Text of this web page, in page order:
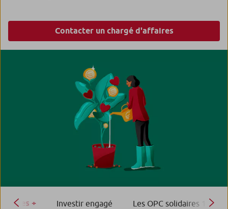
Contacter un chargé d'affaires
Les + Investir engagé Les OPC solidaires 100 %